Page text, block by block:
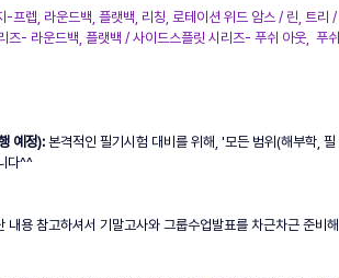
프렙, 라운드백, 플랫백, 리칭, 로테이션 위드 암스 / 린, 트리 /
- 라운드백, 플랫백 / 사이드스플릿 시리즈- 푸쉬 아웃,  푸쉬
예정): 본격적인 필기시험 대비를 위해, '모든 범위(해부학, 필
다^^
내용 참고하셔서 기말고사와 그룹수업발표를 차근차근 준비해